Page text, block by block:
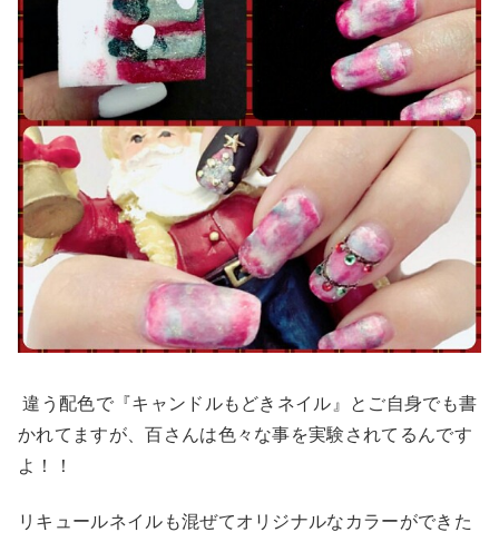
違う配色で『キャンドルもどきネイル』とご自身でも書
かれてますが、百さんは色々な事を実験されてるんです
よ！！
リキュールネイルも混ぜてオリジナルなカラーができた